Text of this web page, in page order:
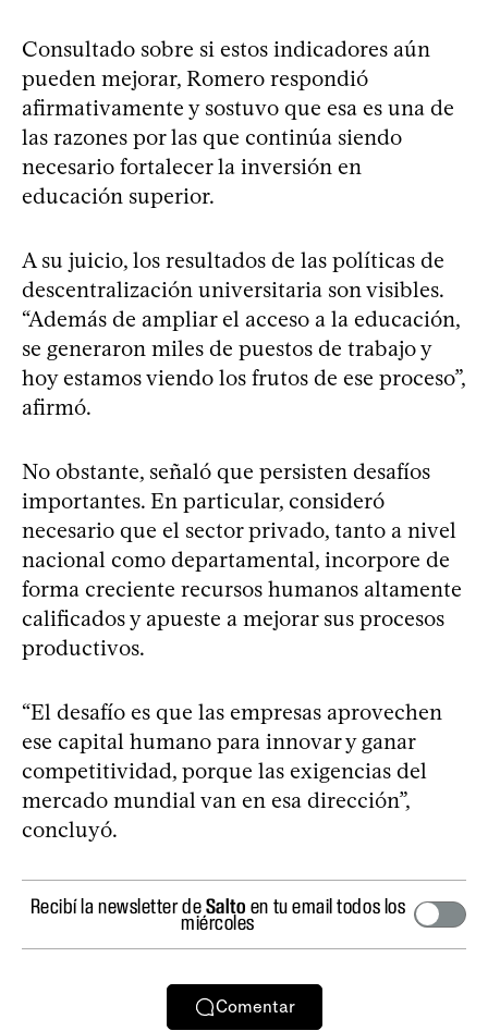
Consultado sobre si estos indicadores aún
pueden mejorar, Romero respondió
afirmativamente y sostuvo que esa es una de
las razones por las que continúa siendo
necesario fortalecer la inversión en
educación superior.
A su juicio, los resultados de las políticas de
descentralización universitaria son visibles.
“Además de ampliar el acceso a la educación,
se generaron miles de puestos de trabajo y
hoy estamos viendo los frutos de ese proceso”,
afirmó.
No obstante, señaló que persisten desafíos
importantes. En particular, consideró
necesario que el sector privado, tanto a nivel
nacional como departamental, incorpore de
forma creciente recursos humanos altamente
calificados y apueste a mejorar sus procesos
productivos.
“El desafío es que las empresas aprovechen
ese capital humano para innovar y ganar
competitividad, porque las exigencias del
mercado mundial van en esa dirección”,
concluyó.
Recibí la newsletter deSalto en tu email todos los
miércoles
Comentar